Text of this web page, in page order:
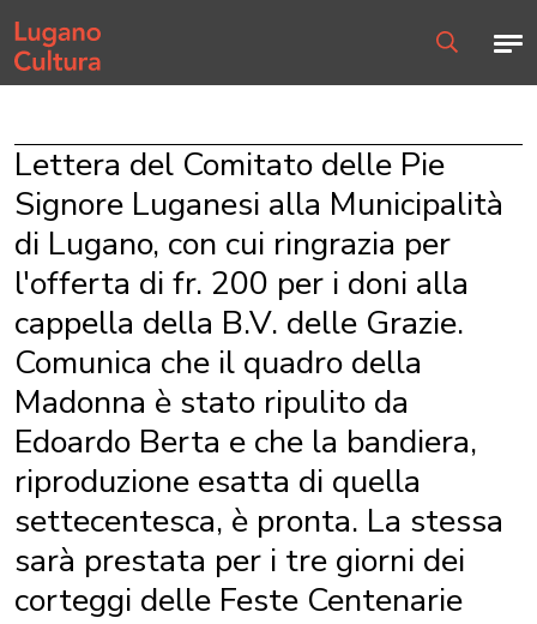
Home page
Lettera del Comitato delle Pie
Signore Luganesi alla Municipalità
di Lugano, con cui ringrazia per
l'offerta di fr. 200 per i doni alla
cappella della B.V. delle Grazie.
Comunica che il quadro della
Madonna è stato ripulito da
Edoardo Berta e che la bandiera,
riproduzione esatta di quella
settecentesca, è pronta. La stessa
sarà prestata per i tre giorni dei
corteggi delle Feste Centenarie